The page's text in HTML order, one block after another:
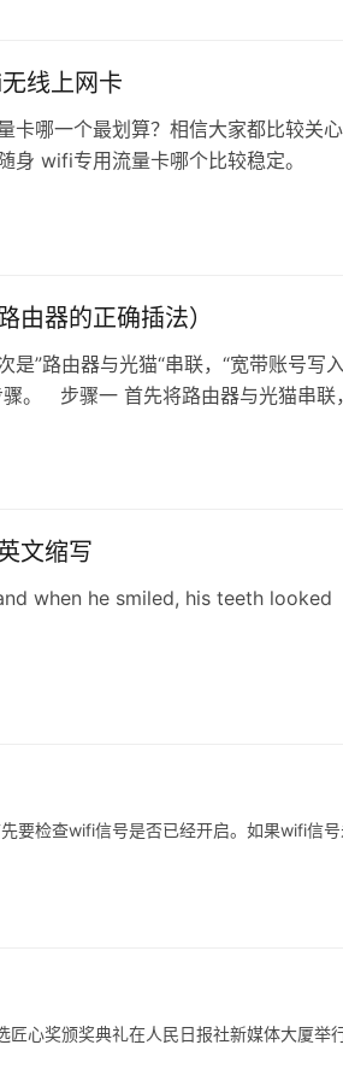
线上网卡
哪一个最划算？相信大家都比较关
随身 wifi专用流量卡哪个比较稳定。
由器的正确插法）
是”路由器与光猫“串联，“宽带账号写
。 步骤一 首先将路由器与光猫串联
文缩写
when he smiled, his teeth looked
要检查wifi信号是否已经开启。如果wifi信
心奖颁奖典礼在人民日报社新媒体大厦举行